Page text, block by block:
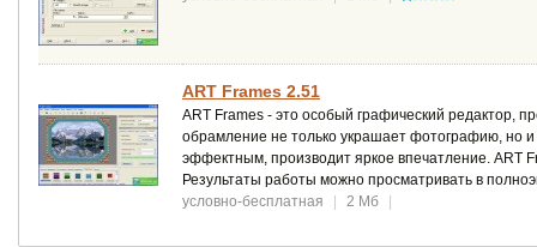
ART Frames 2.51
ART Frames - это особый графический редактор,
обрамление не только украшает фотографию, но
эффектным, производит яркое впечатление.
Результаты работы можно просматривать в
условно-бесплатная
| 2 Мб |